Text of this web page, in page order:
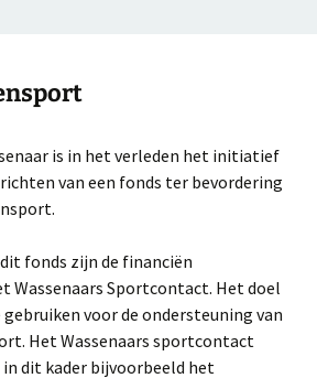
is in het verleden het initiatief
van een fonds ter bevordering
fonds zijn de financiën
Wassenaars Sportcontact. Het doel
voor de ondersteuning van
Het Wassenaars sportcontact
dit kader bijvoorbeeld het